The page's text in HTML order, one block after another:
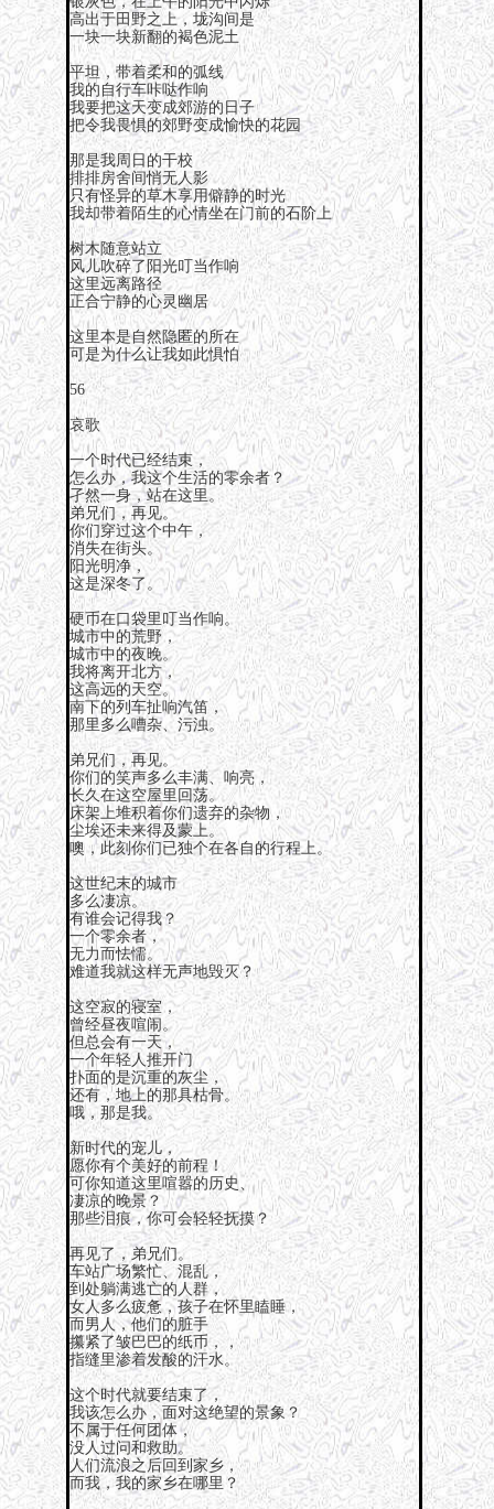
高出于田野之上，垅沟间是
一块一块新翻的褐色泥土
平坦，带着柔和的弧线
我的自行车咔哒作响
我要把这天变成郊游的日子
把令我畏惧的郊野变成愉快的花园
那是我周日的干校
排排房舍间悄无人影
只有怪异的草木享用僻静的时光
我却带着陌生的心情坐在门前的石阶上
树木随意站立
风儿吹碎了阳光叮当作响
这里远离路径
正合宁静的心灵幽居
这里本是自然隐匿的所在
可是为什么让我如此惧怕
56
哀歌
一个时代已经结束，
怎么办，我这个生活的零余者？
孑然一身，站在这里。
弟兄们，再见。
你们穿过这个中午，
消失在街头。
阳光明净，
这是深冬了。
硬币在口袋里叮当作响。
城市中的荒野，
城市中的夜晚。
我将离开北方，
这高远的天空。
南下的列车扯响汽笛，
那里多么嘈杂、污浊。
弟兄们，再见。
你们的笑声多么丰满、响亮，
长久在这空屋里回荡。
床架上堆积着你们遗弃的杂物，
尘埃还未来得及蒙上。
噢，此刻你们已独个在各自的行程上。
这世纪末的城市
多么凄凉。
有谁会记得我？
一个零余者，
无力而怯懦。
难道我就这样无声地毁灭？
这空寂的寝室，
曾经昼夜喧闹。
但总会有一天，
一个年轻人推开门
扑面的是沉重的灰尘，
还有，地上的那具枯骨。
哦，那是我。
新时代的宠儿，
愿你有个美好的前程！
可你知道这里喧嚣的历史、
凄凉的晚景？
那些泪痕，你可会轻轻抚摸？
再见了，弟兄们。
车站广场繁忙、混乱，
到处躺满逃亡的人群，
女人多么疲惫，孩子在怀里瞌睡，
而男人，他们的脏手
攥紧了皱巴巴的纸币，，
指缝里渗着发酸的汗水。
这个时代就要结束了，
我该怎么办，面对这绝望的景象？
不属于任何团体，
没人过问和救助。
人们流浪之后回到家乡，
而我，我的家乡在哪里？